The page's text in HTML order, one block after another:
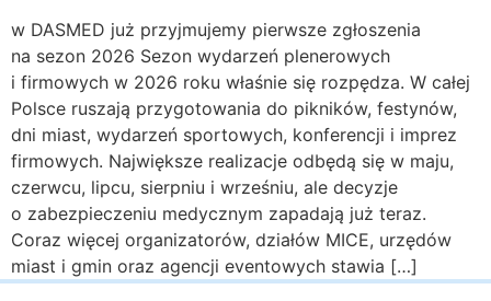
w DASMED już przyjmujemy pierwsze zgłoszenia
na sezon 2026 Sezon wydarzeń plenerowych
i firmowych w 2026 roku właśnie się rozpędza. W całej
Polsce ruszają przygotowania do pikników, festynów,
dni miast, wydarzeń sportowych, konferencji i imprez
firmowych. Największe realizacje odbędą się w maju,
czerwcu, lipcu, sierpniu i wrześniu, ale decyzje
o zabezpieczeniu medycznym zapadają już teraz.
Coraz więcej organizatorów, działów MICE, urzędów
miast i gmin oraz agencji eventowych stawia […]